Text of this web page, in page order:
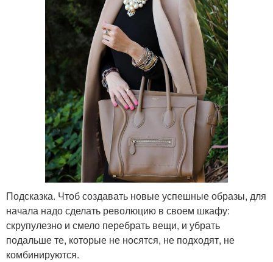
Подсказка. Чтоб создавать новые успешные образы, для
начала надо сделать революцию в своем шкафу:
скрупулезно и смело перебрать вещи, и убрать
подальше те, которые не носятся, не подходят, не
комбинируются.